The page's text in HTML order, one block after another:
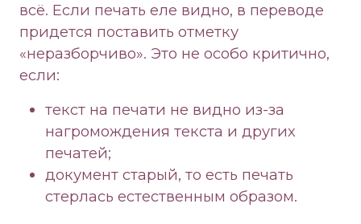
всё. Если печать еле видно, в переводе
придется поставить отметку
«неразборчиво». Это не особо критично,
если:
текст на печати не видно из-за
нагромождения текста и других
печатей;
документ старый, то есть печать
стерлась естественным образом.